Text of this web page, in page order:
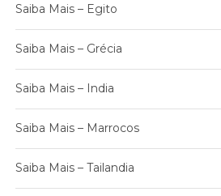
Saiba Mais – Egito
Saiba Mais – Grécia
Saiba Mais – India
Saiba Mais – Marrocos
Saiba Mais – Tailandia